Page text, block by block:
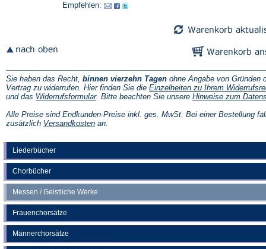
Liederbücher
Chorbücher
Messen / Geistliche Werke
Frauenchorsätze
Männerchorsätze
Empfehlen:
Sie haben das Recht, binnen vierzehn Tagen ohne Angabe von Gründen
Vertrag zu widerrufen. Hier finden Sie die Einzelheiten zu Ihrem
und das Widerrufsformular(Öffnet
einem
neuen
. Bitte beachten Sie unsere Hinweise zum
Alle Preise sind Endkunden-Preise inkl. ges. MwSt. Bei einer Bestellung
zusätzlich Versandkosten(Öffnet
an.